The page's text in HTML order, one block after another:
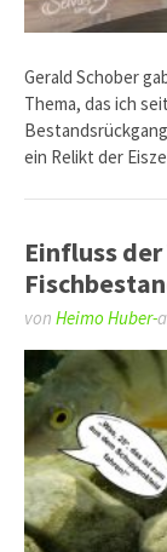
Gerald Schober
Thema, das ich
ein Relikt der
Einfluss
von Heimo Huber-